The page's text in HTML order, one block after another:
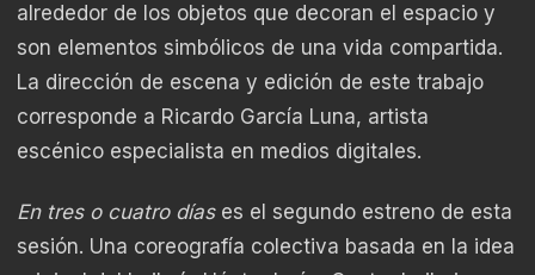
alrededor de los objetos que decoran el espacio y
son elementos simbólicos de una vida compartida.
La dirección de escena y edición de este trabajo
corresponde a Ricardo García Luna, artista
escénico especialista en medios digitales.
En tres o cuatro díases el segundo estreno de esta
sesión. Una coreografía colectiva basada en la idea